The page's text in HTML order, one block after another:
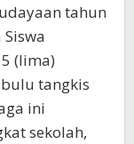
tahun
(lima)
tangkis
ini
sekolah,